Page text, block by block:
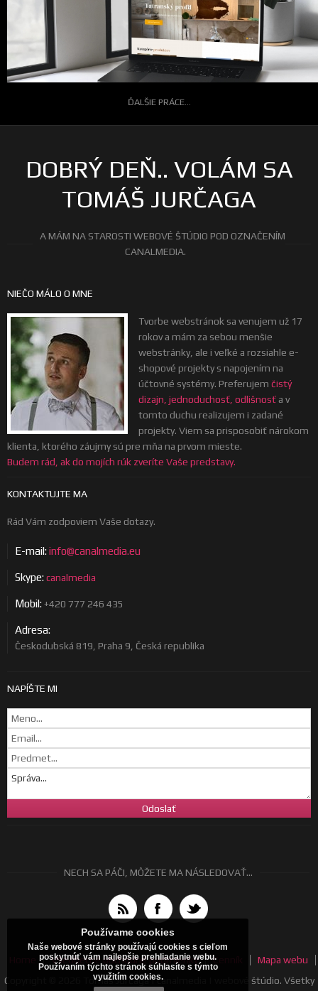
ĎALŠIE PRÁCE...
DOBRÝ DEŇ.. VOLÁM SA
TOMÁŠ JURČAGA
A MÁM NA STAROSTI WEBOVÉ ŠTÚDIO POD OZNAČENÍM
CANALMEDIA.
NIEČO MÁLO O MNE
Tvorbe webstránok sa venujem už 17
rokov a mám za sebou menšie
webstránky, ale i veľké a rozsiahle e-
shopové projekty s napojením na
účtovné systémy. Preferujem čistý
dizajn, jednoduchosť, odlišnosť a v
tomto duchu realizujem i zadané
projekty. Viem sa prisposobiť nárokom
klienta, ktorého záujmy sú pre mňa na prvom mieste.
Budem rád, ak do mojích rúk zveríte Vaše predstavy.
KONTAKTUJTE MA
Rád Vám zodpoviem Vaše dotazy.
E-mail:info@canalmedia.eu
Skype:canalmedia
Mobil:+420 777 246 435
Adresa:
Českodubská 819, Praha 9, Česká republika
NAPÍŠTE MI
NECH SA PÁČI, MÔŽETE MA NÁSLEDOVAŤ...
Všeobecné obchodné podmienky Cenník
Mapa webu
Copyright © 2026 Tomáš Jurčaga | canalmedia | webové štúdio. Všetky
Používame cookies
Naše webové stránky používajú cookies s cieľom
poskytnúť vám najlepšie prehliadanie webu.
Používaním týchto stránok súhlasíte s týmto
využitím cookies.